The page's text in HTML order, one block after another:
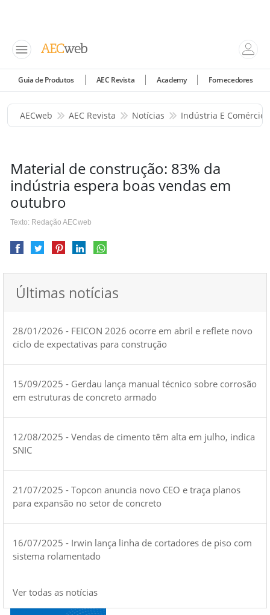
Guia de Produtos AEC Revista Academy Fornecedores
AECweb AEC Revista Notícias Indústria E Comércio
Material de construção: 83% da
indústria espera boas vendas em
outubro
Texto: Redação AECweb
Últimas notícias
28/01/2026 - FEICON 2026 ocorre em abril e reflete novo
ciclo de expectativas para construção
15/09/2025 - Gerdau lança manual técnico sobre corrosão
em estruturas de concreto armado
12/08/2025 - Vendas de cimento têm alta em julho, indica
SNIC
21/07/2025 - Topcon anuncia novo CEO e traça planos
para expansão no setor de concreto
16/07/2025 - Irwin lança linha de cortadores de piso com
sistema rolamentado
Ver todas as notícias